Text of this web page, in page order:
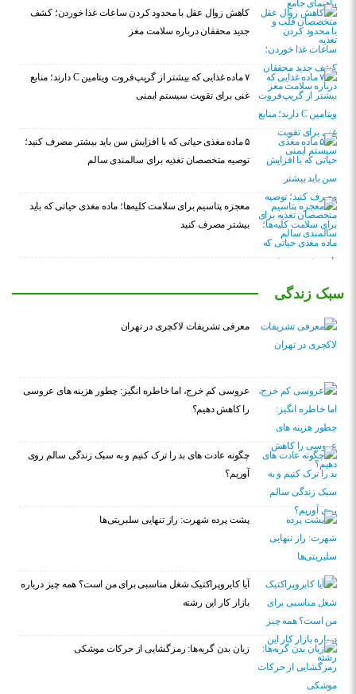
کاهش زوال عقل با محدود کردن ساعات غذا خوردن؛ کشف
جدید محققان درباره سلامت مغز
۷ ماده غذایی که بیشتر از گریپ‌فروت ویتامین C دارند؛ منابع
غنی برای تقویت سیستم ایمنی
۵ ماده مغذی حیاتی که با افزایش سن باید بیشتر مصرف کنید؛
توصیه متخصصان تغذیه برای سالمندی سالم
معجزه پتاسیم برای سلامت کلیه‌ها؛ ماده مغذی حیاتی که باید
بیشتر مصرف کنید
سبک زندگی
معرفی تشریفات لاکچری در تهران
عروسی کم خرج، اما خاطره انگیز: چطور هزینه های عروسی
را کاهش دهیم؟
چگونه عادت‌ های بد را ترک کنیم و به سبک زندگی سالم روی
آوریم؟
پشت پرده شهرت: راز تنهایی سلبریتی‌ها
آیا کایروپراکتیک شغل مناسبی برای من است؟ همه چیز درباره
بازار کار این رشته
زبان بدن گربه‌ها: رمزگشایی از حرکات موشکی